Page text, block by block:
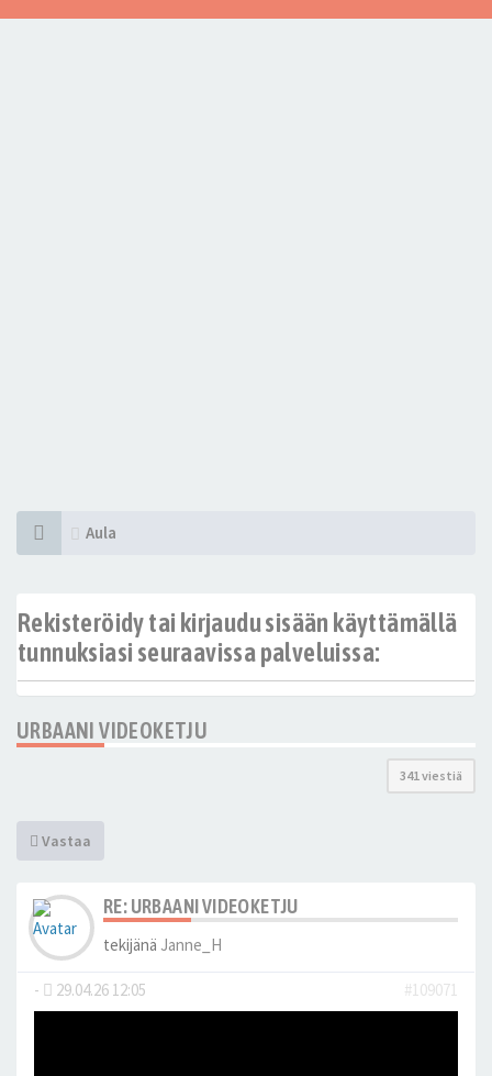
Aula
Rekisteröidy tai kirjaudu sisään käyttämällä
tunnuksiasi seuraavissa palveluissa:
URBAANI VIDEOKETJU
341 viestiä
Vastaa
RE: URBAANI VIDEOKETJU
tekijänä Janne_H
- 29.04.26 12:05 #109071